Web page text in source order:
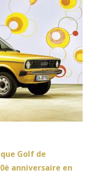
Golf de
anniversaire en